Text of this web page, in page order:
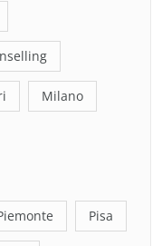
Milano
Pisa